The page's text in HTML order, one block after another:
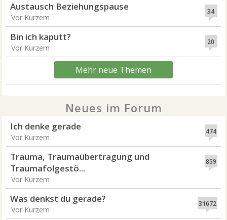
34
Austausch Beziehungspause
Vor Kurzem
20
Bin ich kaputt?
Vor Kurzem
Mehr neue Themen
Neues im Forum
474
Ich denke gerade
Vor Kurzem
859
Trauma, Traumaübertragung und
Traumafolgestö...
Vor Kurzem
31672
Was denkst du gerade?
Vor Kurzem